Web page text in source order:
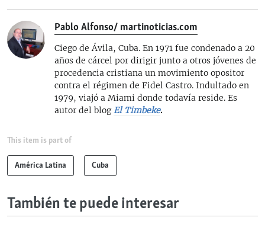
Pablo Alfonso/ martinoticias.com
Ciego de Ávila, Cuba. En 1971 fue condenado a 20
años de cárcel por dirigir junto a otros jóvenes de
procedencia cristiana un movimiento opositor
contra el régimen de Fidel Castro. Indultado en
1979, viajó a Miami donde todavía reside. Es
autor del blog El Timbeke.
This item is part of
América Latina Cuba
También te puede interesar